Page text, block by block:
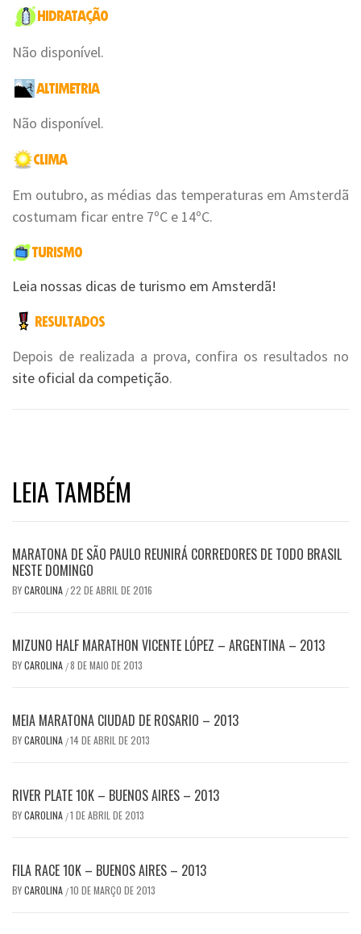
Não disponível.
Não disponível.
Em outubro, as médias das temperaturas em Amsterdã
costumam ficar entre 7ºC e 14ºC.
Leia nossas dicas de turismo em Amsterdã!
Depois de realizada a prova, confira os resultados no
site oficial da competição.
LEIA TAMBÉM
MARATONA DE SÃO PAULO REUNIRÁ CORREDORES DE TODO BRASIL
NESTE DOMINGO
BYCAROLINA /22 DE ABRIL DE 2016
MIZUNO HALF MARATHON VICENTE LÓPEZ – ARGENTINA – 2013
BYCAROLINA /8 DE MAIO DE 2013
MEIA MARATONA CIUDAD DE ROSARIO – 2013
BYCAROLINA /14 DE ABRIL DE 2013
RIVER PLATE 10K – BUENOS AIRES – 2013
BYCAROLINA /1 DE ABRIL DE 2013
FILA RACE 10K – BUENOS AIRES – 2013
BYCAROLINA /10 DE MARÇO DE 2013